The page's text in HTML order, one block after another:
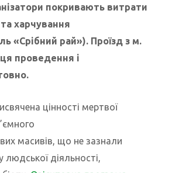
покривають витрати
харчування
«Срібний рай»). Проїзд з м.
проведення і
цінності мертвої
масивів, що не зазнали
людської діяльності,